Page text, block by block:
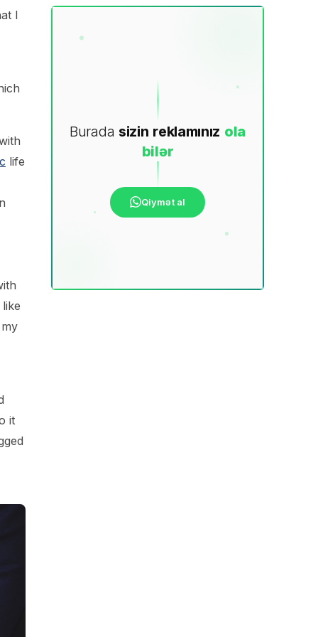
I
life
it
Burada sizin reklamınız ola
bilər
Qiymət al